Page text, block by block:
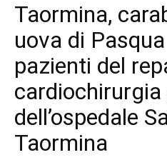
Taormina,
uova di
pazienti del
dell’ospedale
Taormina